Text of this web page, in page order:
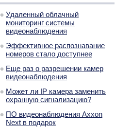
Удаленный облачный
мониторинг системы
видеонаблюдения
Эффективное распознавание
номеров стало доступнее
Еще раз о разрешении камер
видеонаблюдения
Может ли IP камера заменить
охранную сигнализацию?
ПО видеонаблюдения Axxon
Next в подарок